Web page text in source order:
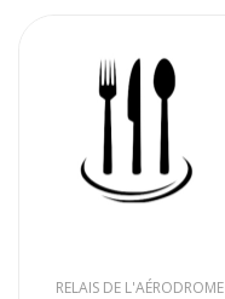
RELAIS DE L'AÉRODROME